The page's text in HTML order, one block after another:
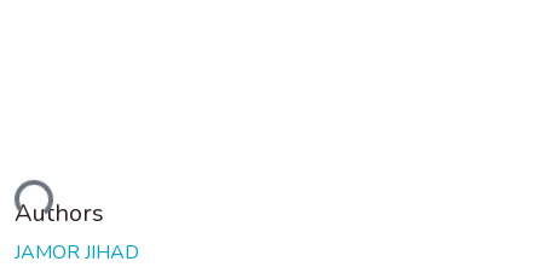
Authors
JAMOR JIHAD